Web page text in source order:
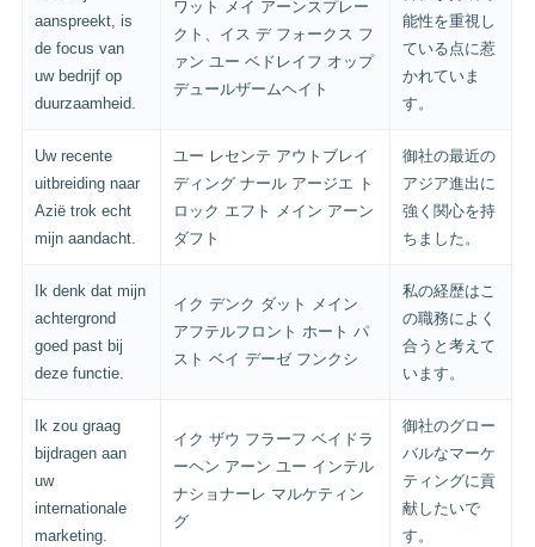
aanspreekt, is
de focus van
uw bedrijf op
duurzaamheid.
ワット メイ アーンスプレー
クト、イス デ フォークス フ
ァン ユー ベドレイフ オップ
デュールザームヘイト
能性を重視し
ている点に惹
かれていま
す。
Uw recente
uitbreiding naar
Azië trok echt
mijn aandacht.
ユー レセンテ アウトブレイ
ディング ナール アージエ ト
ロック エフト メイン アーン
ダフト
御社の最近の
アジア進出に
強く関心を持
ちました。
Ik denk dat mijn
achtergrond
goed past bij
deze functie.
イク デンク ダット メイン
アフテルフロント ホート パ
スト ベイ デーゼ フンクシ
私の経歴はこ
の職務によく
合うと考えて
います。
Ik zou graag
bijdragen aan
uw
internationale
marketing.
イク ザウ フラーフ ベイドラ
ーヘン アーン ユー インテル
ナショナーレ マルケティン
グ
御社のグロー
バルなマーケ
ティングに貢
献したいで
す。